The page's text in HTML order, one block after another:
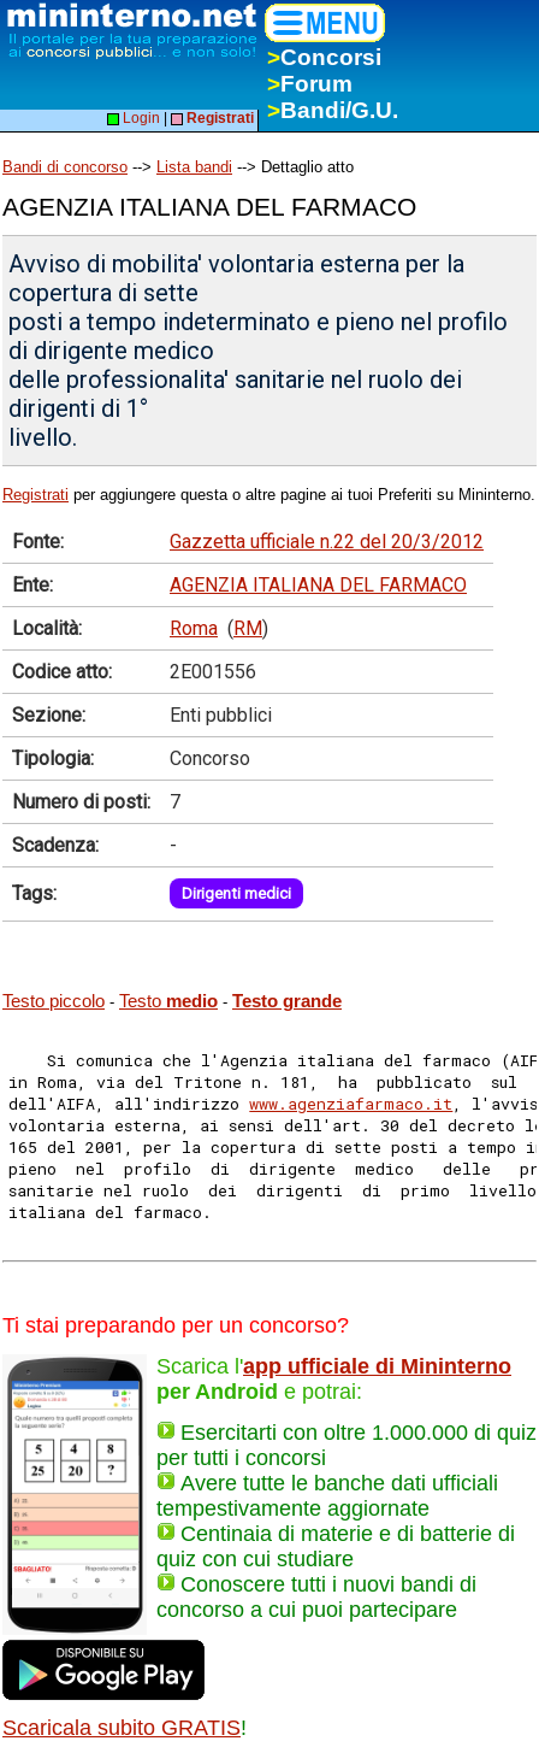
>Concorsi
>Forum
>Bandi/G.U.
Login Registrati
Bandi di concorso --> Lista bandi --> Dettaglio atto
AGENZIA ITALIANA DEL FARMACO
Avviso di mobilita' volontaria esterna per la
copertura di sette
posti a tempo indeterminato e pieno nel profilo
di dirigente medico
delle professionalita' sanitarie nel ruolo dei
dirigenti di 1°
livello.
Registrati per aggiungere questa o altre pagine ai tuoi Preferiti su Mininterno.
Fonte:
Gazzetta ufficiale n.22 del 20/3/2012
Ente:
AGENZIA ITALIANA DEL FARMACO
Località:
Roma (RM)
Codice atto:
2E001556
Sezione:
Enti pubblici
Tipologia:
Concorso
Numero di posti:
7
Scadenza:
-
Tags: Dirigenti medici
Testo piccolo - Testo medio - Testo grande
Si comunica che l'Agenzia italiana del farmaco
in Roma, via del Tritone n. 181,  ha  pubblicato  sul
dell'AIFA, all'indirizzo www.agenziafarmaco.it ,
volontaria esterna, ai sensi dell'art. 30 del decreto
165 del 2001, per la copertura di sette posti a tempo
pieno  nel  profilo  di  dirigente  medico   delle
sanitarie nel ruolo  dei  dirigenti  di  primo  livello
italiana del farmaco.
Ti stai preparando per un concorso?
Scarica l'app ufficiale di Mininterno
per Android e potrai:
Esercitarti con oltre 1.000.000 di quiz
per tutti i concorsi
Avere tutte le banche dati ufficiali
tempestivamente aggiornate
Centinaia di materie e di batterie di
quiz con cui studiare
Conoscere tutti i nuovi bandi di
concorso a cui puoi partecipare
Scaricala subito GRATIS!